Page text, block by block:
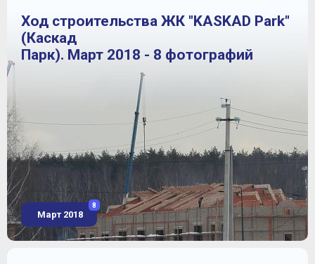
Ход строительства ЖК "KASKAD Park"
(Каскад
Парк). Март 2018 - 8 фотографий
Март 2018
8